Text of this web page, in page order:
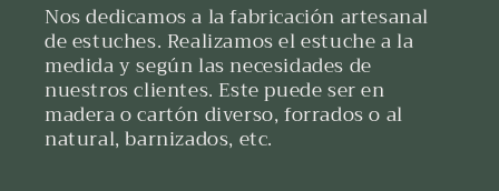
Nos dedicamos a la fabricación artesanal
de estuches. Realizamos el estuche a la
medida y según las necesidades de
nuestros clientes. Este puede ser en
madera o cartón diverso, forrados o al
natural, barnizados, etc.